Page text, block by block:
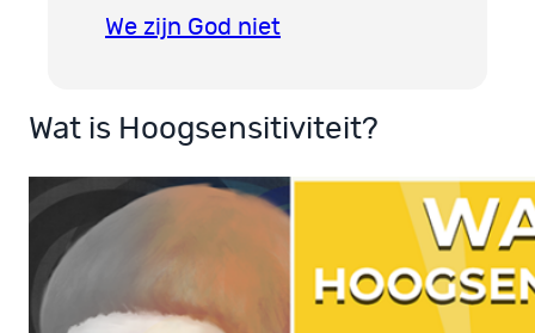
We zijn God niet
Wat is Hoogsensitiviteit?